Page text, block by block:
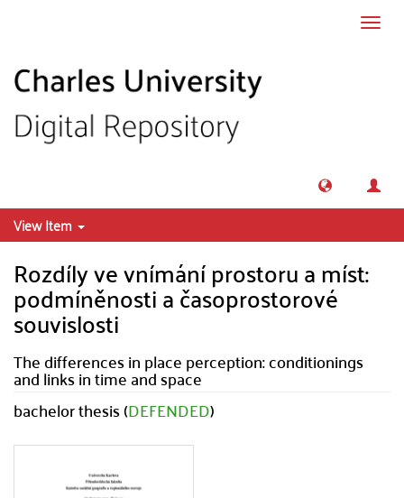
View Item
Rozdíly ve vnímání prostoru a míst:
podmíněnosti a časoprostorové
souvislosti
The differences in place perception: conditionings
and links in time and space
bachelor thesis (DEFENDED)